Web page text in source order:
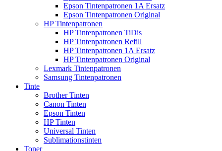
Epson Tintenpatronen 1A Ersatz
Epson Tintenpatronen Original
HP Tintenpatronen
HP Tintenpatronen TiDis
HP Tintenpatronen Refill
HP Tintenpatronen 1A Ersatz
HP Tintenpatronen Original
Lexmark Tintenpatronen
Samsung Tintenpatronen
Tinte
Brother Tinten
Canon Tinten
Epson Tinten
HP Tinten
Universal Tinten
Sublimationstinten
Toner